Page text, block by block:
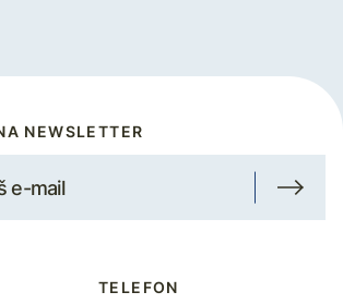
NEWSLETTER
TELEFON